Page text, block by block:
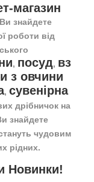
магазин
знайдете
роботи від
, посуд, вз
з овчини
, сувенірна
дрібничок на
знайдете
чудовим
рідних.
Новинки!